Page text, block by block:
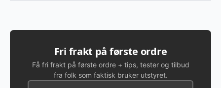
Fri frakt på første ordre
Få fri frakt på første ordre + tips, tester og tilbud
fra folk som faktisk bruker utstyret.